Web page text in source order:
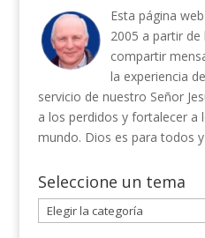
Esta página
2005 a partir
compartir
la experiencia
servicio de nuestro Señor
a los perdidos y fortalecer a
mundo. Dios es para todos
Seleccione un tema
Seleccione
un